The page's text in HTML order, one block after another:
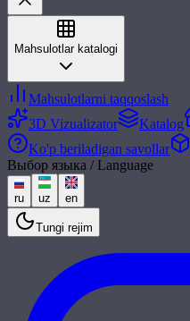
Mahsulotlar katalogi
Mahsulotlarni taqqoslash
3D Vizualizator
Katalog
Ko'p beriladigan savollar
Выбор языка / Language
ru uz en
Tungi rejim